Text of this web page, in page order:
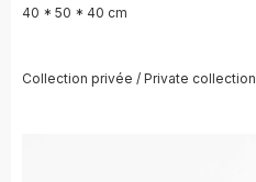
40 * 50 * 40 cm
Collection privée / Private collection